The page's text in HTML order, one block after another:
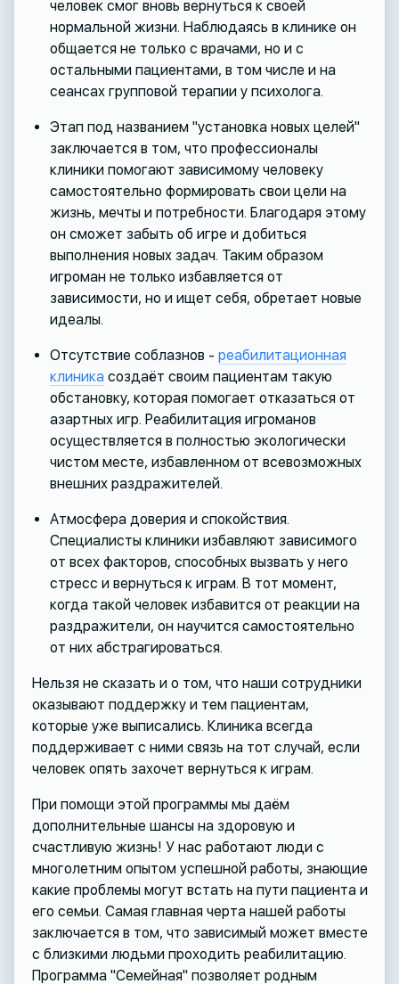
человек смог вновь вернуться к своей
нормальной жизни. Наблюдаясь в клинике он
общается не только с врачами, но и с
остальными пациентами, в том числе и на
сеансах групповой терапии у психолога.
Этап под названием "установка новых целей"
заключается в том, что профессионалы
клиники помогают зависимому человеку
самостоятельно формировать свои цели на
жизнь, мечты и потребности. Благодаря этому
он сможет забыть об игре и добиться
выполнения новых задач. Таким образом
игроман не только избавляется от
зависимости, но и ищет себя, обретает новые
идеалы.
Отсутствие соблазнов - реабилитационная
клиника создаёт своим пациентам такую
обстановку, которая помогает отказаться от
азартных игр. Реабилитация игроманов
осуществляется в полностью экологически
чистом месте, избавленном от всевозможных
внешних раздражителей.
Атмосфера доверия и спокойствия.
Специалисты клиники избавляют зависимого
от всех факторов, способных вызвать у него
стресс и вернуться к играм. В тот момент,
когда такой человек избавится от реакции на
раздражители, он научится самостоятельно
от них абстрагироваться.
Нельзя не сказать и о том, что наши сотрудники
оказывают поддержку и тем пациентам,
которые уже выписались. Клиника всегда
поддерживает с ними связь на тот случай, если
человек опять захочет вернуться к играм.
При помощи этой программы мы даём
дополнительные шансы на здоровую и
счастливую жизнь! У нас работают люди с
многолетним опытом успешной работы, знающие
какие проблемы могут встать на пути пациента и
его семьи. Самая главная черта нашей работы
заключается в том, что зависимый может вместе
с близкими людьми проходить реабилитацию.
Программа "Семейная" позволяет родным